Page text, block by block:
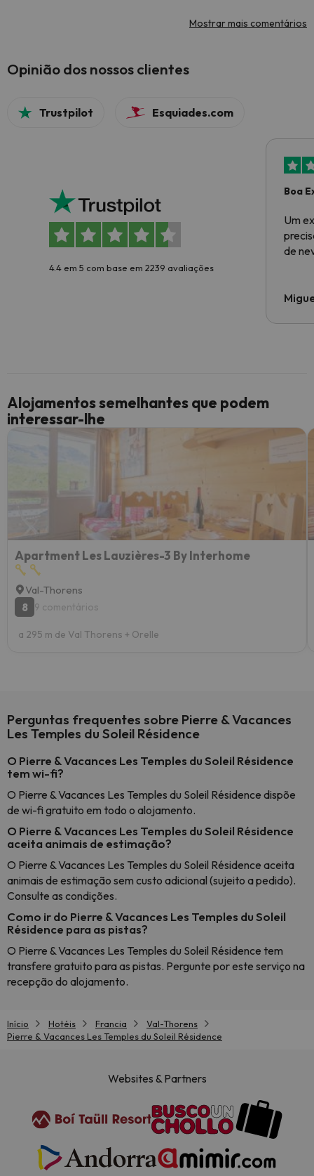
Mostrar mais comentários
Opinião dos nossos clientes
Trustpilot Esquiades.com
4.4 em 5 com base em 2239 avaliações
Boa
Um
de
Alojamentos semelhantes que podem
interessar-lhe
Apartment Les Lauzières-3 By Interhome
Val-Thorens
8
9 comentários
a 295 m de Val Thorens + Orelle
Perguntas frequentes sobre Pierre & Vacances
Les Temples du Soleil Résidence
O Pierre & Vacances Les Temples du Soleil Résidence
tem wi-fi?
O Pierre & Vacances Les Temples du Soleil Résidence dispõe
de wi-fi gratuito em todo o alojamento.
O Pierre & Vacances Les Temples du Soleil Résidence
aceita animais de estimação?
O Pierre & Vacances Les Temples du Soleil Résidence aceita
animais de estimação sem custo adicional (sujeito a pedido).
Consulte as condições.
Como ir do Pierre & Vacances Les Temples du Soleil
Résidence para as pistas?
O Pierre & Vacances Les Temples du Soleil Résidence tem
transfere gratuito para as pistas. Pergunte por este serviço na
recepção do alojamento.
Início Hotéis Francia
Val-Thorens
Pierre & Vacances Les Temples du Soleil Résidence
Websites & Partners